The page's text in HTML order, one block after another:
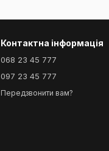
Контактна інформація
068 23 45 777
097 23 45 777
Передзвонити вам?